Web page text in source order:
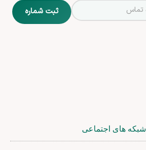
شبکه های اجتماعی